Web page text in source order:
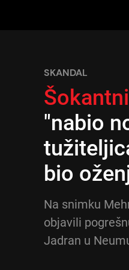
SKANDAL
"nabio
bio
Na snimku
objavili
Jadran u